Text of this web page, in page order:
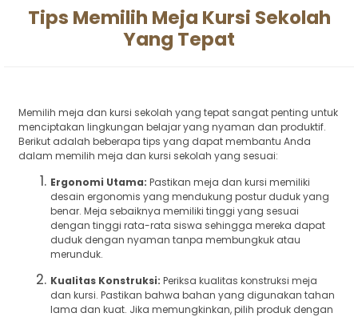
Tips Memilih Meja Kursi Sekolah
Yang Tepat
Memilih meja dan kursi sekolah yang tepat sangat penting untuk
menciptakan lingkungan belajar yang nyaman dan produktif.
Berikut adalah beberapa tips yang dapat membantu Anda
dalam memilih meja dan kursi sekolah yang sesuai:
Ergonomi Utama: Pastikan meja dan kursi memiliki
desain ergonomis yang mendukung postur duduk yang
benar. Meja sebaiknya memiliki tinggi yang sesuai
dengan tinggi rata-rata siswa sehingga mereka dapat
duduk dengan nyaman tanpa membungkuk atau
merunduk.
Kualitas Konstruksi: Periksa kualitas konstruksi meja
dan kursi. Pastikan bahwa bahan yang digunakan tahan
lama dan kuat. Jika memungkinkan, pilih produk dengan